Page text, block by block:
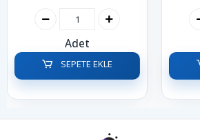
Adet
SEPETE EKLE